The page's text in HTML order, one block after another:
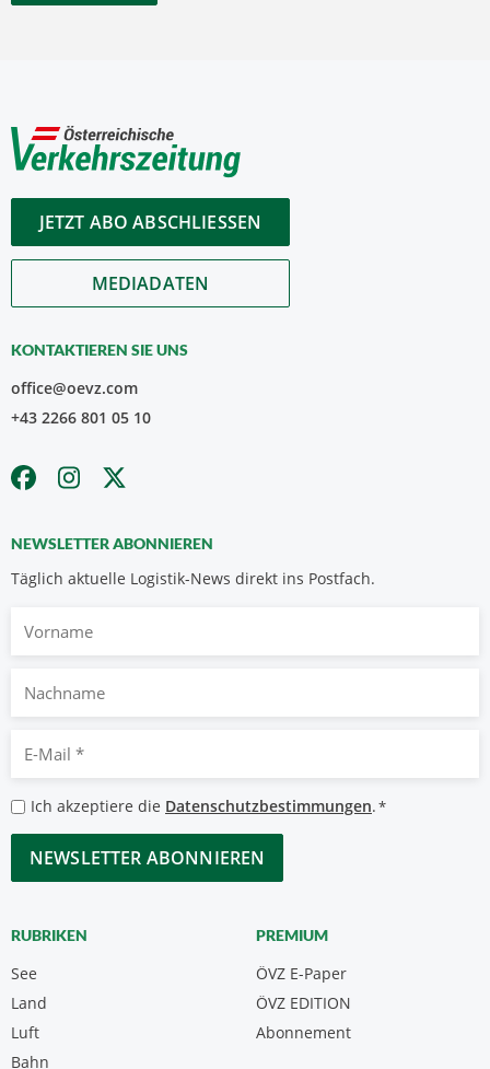
JETZT ABO ABSCHLIESSEN
MEDIADATEN
KONTAKTIEREN SIE UNS
office@oevz.com
+43 2266 801 05 10
NEWSLETTER ABONNIEREN
Täglich aktuelle Logistik-News direkt ins Postfach.
Nachname
Mail
*
Datenschutzbestimmungen
*
Ich akzeptiere die Datenschutzbestimmungen.*
CAPTCHA
RUBRIKEN
See
Land
Luft
Bahn
PREMIUM
ÖVZ E-Paper
Abonnement
ÖVZ EDITION